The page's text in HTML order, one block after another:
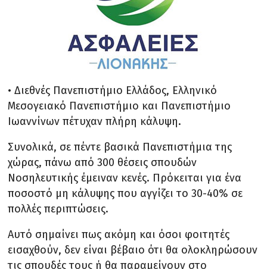
• Διεθνές Πανεπιστήμιο Ελλάδος, Ελληνικό
Μεσογειακό Πανεπιστήμιο και Πανεπιστήμιο
Ιωαννίνων πέτυχαν πλήρη κάλυψη.
Συνολικά, σε πέντε βασικά Πανεπιστήμια της
χώρας, πάνω από 300 θέσεις σπουδών
Νοσηλευτικής έμειναν κενές. Πρόκειται για ένα
ποσοστό μη κάλυψης που αγγίζει το 30-40% σε
πολλές περιπτώσεις.
Αυτό σημαίνει πως ακόμη και όσοι φοιτητές
εισαχθούν, δεν είναι βέβαιο ότι θα ολοκληρώσουν
τις σπουδές τους ή θα παραμείνουν στο